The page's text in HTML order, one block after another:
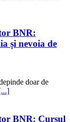
BNR:
și nevoia de
BNR: Cursul
nu